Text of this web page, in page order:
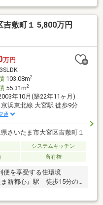
区域）◆高崎駅周辺地区
敷町１ 5,800万円
万円
3SLDK
103.08m2
55.31m2
年10月(築22年11ヶ月)
京浜東北線 大宮駅 徒歩9分
通
さいたま市大宮区吉敷町１
システムキッチン
所有権
を享受する住環境
新都心』駅 徒歩15分の
施設が充実！ 休日のショ